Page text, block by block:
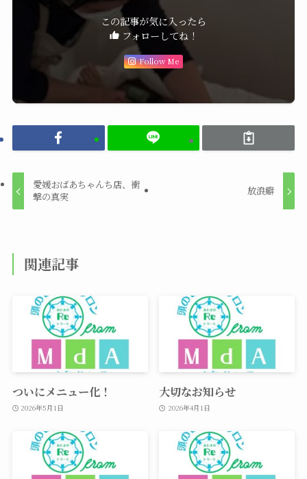
この記事が気に入ったら
フォローしてね！
Follow Me
愛媛おばあちゃんち店、衝
撃の真実
放浪癖
関連記事
ついにメニュー化！
2026年5月1日
大切なお知らせ
2026年4月1日